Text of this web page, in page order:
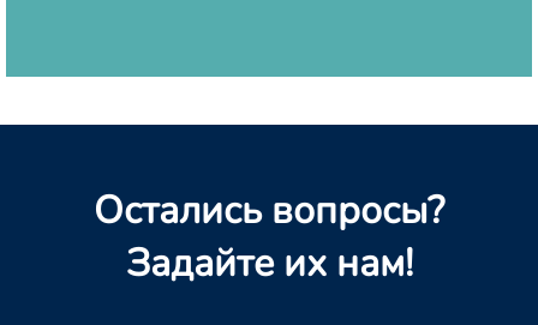
Остались вопросы?
Задайте их нам!